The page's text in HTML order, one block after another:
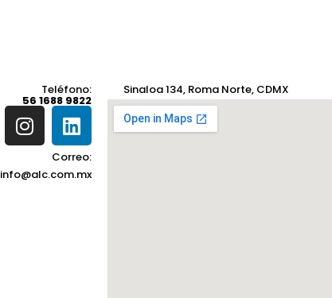
Teléfono:
56 1688 9822
Correo:
info@alc.com.mx
Sinaloa 134, Roma Norte, CDMX
TELÉFONO